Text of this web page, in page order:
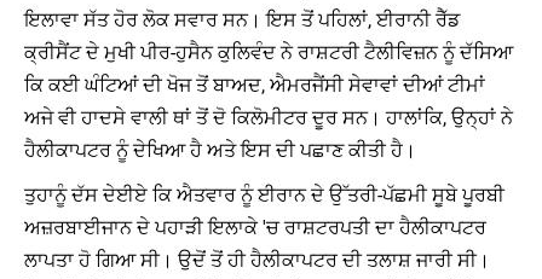
ਇਲਾਵਾ ਸੱਤ ਹੋਰ ਲੋਕ ਸਵਾਰ ਸਨ। ਇਸ ਤੋਂ ਪਹਿਲਾਂ, ਈਰਾਨੀ ਰੈੱਡ
ਕ੍ਰੀਸੈਂਟ ਦੇ ਮੁਖੀ ਪੀਰ-ਹੁਸੈਨ ਕੁਲਿਵੰਦ ਨੇ ਰਾਸ਼ਟਰੀ ਟੈਲੀਵਿਜ਼ਨ ਨੂੰ ਦੱਸਿਆ
ਕਿ ਕਈ ਘੰਟਿਆਂ ਦੀ ਖੋਜ ਤੋਂ ਬਾਅਦ, ਐਮਰਜੈਂਸੀ ਸੇਵਾਵਾਂ ਦੀਆਂ ਟੀਮਾਂ
ਅਜੇ ਵੀ ਹਾਦਸੇ ਵਾਲੀ ਥਾਂ ਤੋਂ ਦੋ ਕਿਲੋਮੀਟਰ ਦੂਰ ਸਨ। ਹਾਲਾਂਕਿ, ਉਨ੍ਹਾਂ ਨੇ
ਹੈਲੀਕਾਪਟਰ ਨੂੰ ਦੇਖਿਆ ਹੈ ਅਤੇ ਇਸ ਦੀ ਪਛਾਣ ਕੀਤੀ ਹੈ।
ਤੁਹਾਨੂੰ ਦੱਸ ਦੇਈਏ ਕਿ ਐਤਵਾਰ ਨੂੰ ਈਰਾਨ ਦੇ ਉੱਤਰੀ-ਪੱਛਮੀ ਸੂਬੇ ਪੂਰਬੀ
ਅਜ਼ਰਬਾਈਜਾਨ ਦੇ ਪਹਾੜੀ ਇਲਾਕੇ 'ਚ ਰਾਸ਼ਟਰਪਤੀ ਦਾ ਹੈਲੀਕਾਪਟਰ
ਲਾਪਤਾ ਹੋ ਗਿਆ ਸੀ। ਉਦੋਂ ਤੋਂ ਹੀ ਹੈਲੀਕਾਪਟਰ ਦੀ ਤਲਾਸ਼ ਜਾਰੀ ਸੀ।